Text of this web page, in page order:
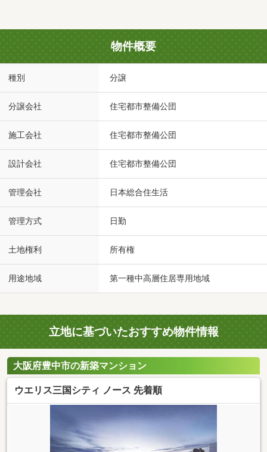
物件概要
種別 分譲
分譲会社 住宅都市整備公団
施工会社 住宅都市整備公団
設計会社 住宅都市整備公団
管理会社 日本総合住生活
管理方式 日勤
土地権利 所有権
用途地域 第一種中高層住居専用地域
立地に基づいたおすすめ物件情報
大阪府豊中市の新築マンション
ウエリス三国シティ ノース 先着順